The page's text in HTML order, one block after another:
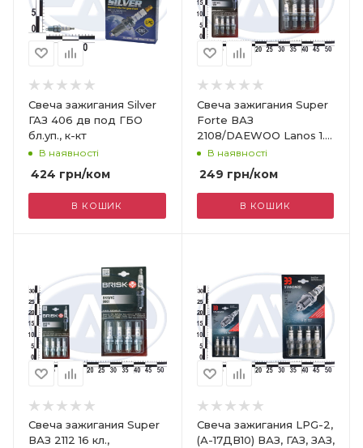
Свеча зажигания Silver
ГАЗ 406 дв под ГБО
бл.уп., к-кт
В наявності
424 грн/ком
В КОШИК
Свеча зажигания Super
Forte ВАЗ
2108/DAEWOO Lanos 1.5
бл.уп., к-кт
В наявності
249 грн/ком
В КОШИК
Свеча зажигания Super
ВАЗ 2112 16 кл.,
Свеча зажигания LPG-2,
(А-17ДВ10) ВАЗ, ГАЗ, ЗАЗ,